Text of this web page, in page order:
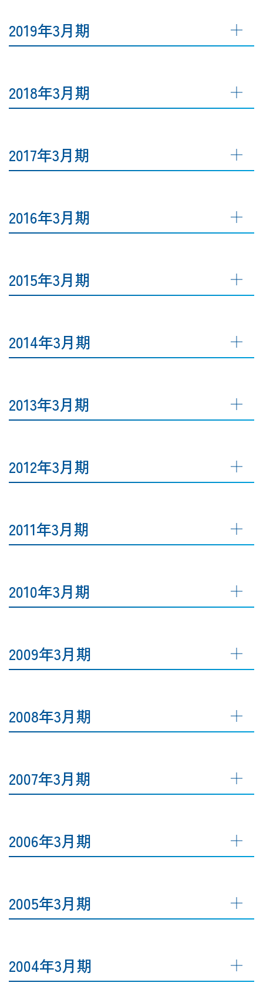
2019年3月期
2018年3月期
2017年3月期
2016年3月期
2015年3月期
2014年3月期
2013年3月期
2012年3月期
2011年3月期
2010年3月期
2009年3月期
2008年3月期
2007年3月期
2006年3月期
2005年3月期
2004年3月期